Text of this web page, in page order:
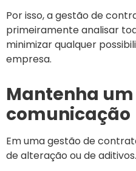
Por isso, a gestão de
primeiramente analisar
minimizar qualquer
empresa.
Mantenha
comunicação
Em uma gestão de
de alteração ou de aditivos.